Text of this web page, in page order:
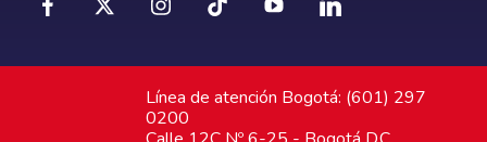
Línea de atención Bogotá: (601) 297
0200